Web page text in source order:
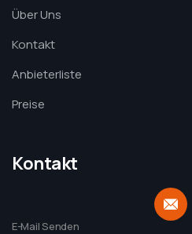
Über Uns
Kontakt
Anbieterliste
Preise
Kontakt
E-Mail Senden